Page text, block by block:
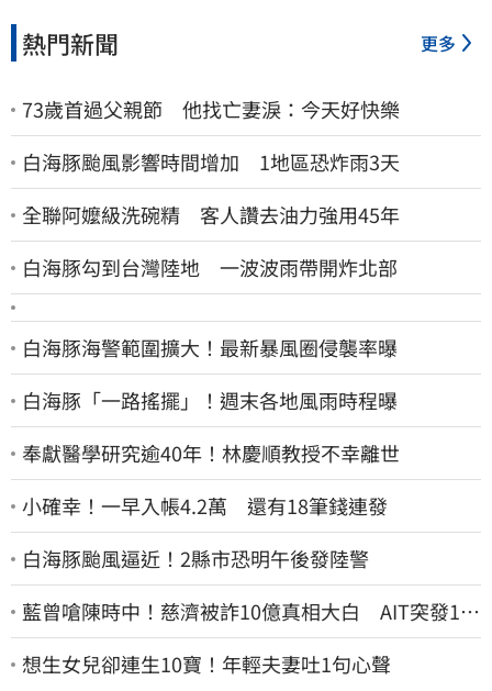
熱門新聞 更多
73歲首過父親節 他找亡妻淚：今天好快樂
白海豚颱風影響時間增加 1地區恐炸雨3天
全聯阿嬤級洗碗精 客人讚去油力強用45年
白海豚勾到台灣陸地 一波波雨帶開炸北部
白海豚海警範圍擴大！最新暴風圈侵襲率曝
白海豚「一路搖擺」！週末各地風雨時程曝
奉獻醫學研究逾40年！林慶順教授不幸離世
小確幸！一早入帳4.2萬 還有18筆錢連發
白海豚颱風逼近！2縣市恐明午後發陸警
藍曾嗆陳時中！慈濟被詐10億真相大白 AIT突發1文
酸爆…他笑：真的很會
想生女兒卻連生10寶！年輕夫妻吐1句心聲